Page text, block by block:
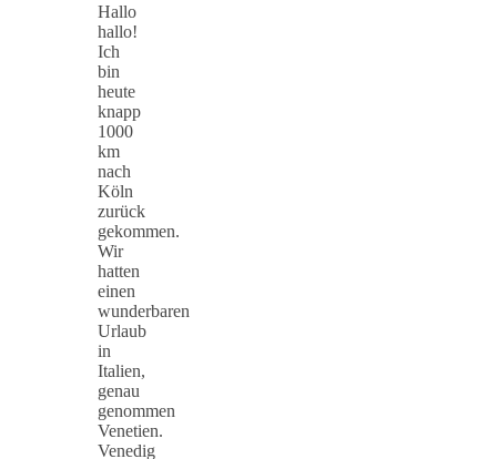
Hallo
hallo!
Ich
bin
heute
knapp
1000
km
nach
Köln
zurück
gekommen.
Wir
hatten
einen
wunderbaren
Urlaub
in
Italien,
genau
genommen
Venetien.
Venedig